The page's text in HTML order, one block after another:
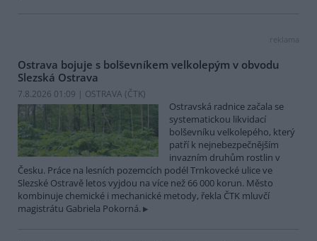
reklama
Ostrava bojuje s bolševníkem velkolepým v obvodu
Slezská Ostrava
7.8.2026 01:09 | OSTRAVA (ČTK)
Ostravská radnice začala se
systematickou likvidací
bolševníku velkolepého, který
patří k nejnebezpečnějším
invazním druhům rostlin v
Česku. Práce na lesních pozemcích podél Trnkovecké ulice ve
Slezské Ostravě letos vyjdou na více než 66 000 korun. Město
kombinuje chemické i mechanické metody, řekla ČTK mluvčí
magistrátu Gabriela Pokorná.